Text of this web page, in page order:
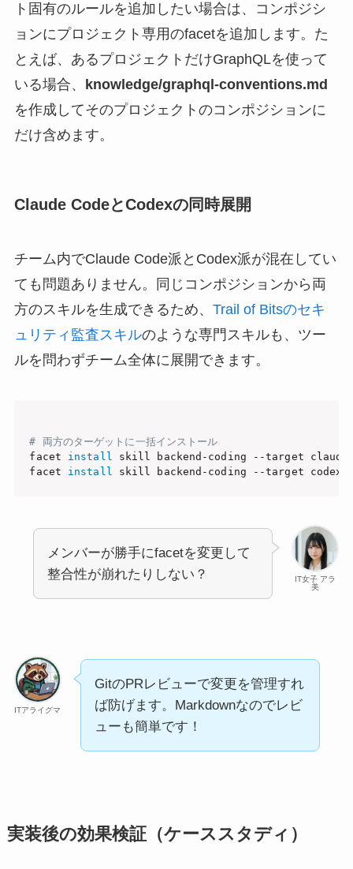
ト固有のルールを追加したい場合は、コンポジシ
ョンにプロジェクト専用のfacetを追加します。た
とえば、あるプロジェクトだけGraphQLを使って
いる場合、 knowledge/graphql-conventions.md
を作成してそのプロジェクトのコンポジションに
だけ含めます。
Claude CodeとCodexの同時展開
チーム内でClaude Code派とCodex派が混在してい
ても問題ありません。同じコンポジションから両
方のスキルを生成できるため、 Trail of Bitsのセキ
ュリティ監査スキルのような専門スキルも、ツー
ルを問わずチーム全体に展開できます。
# 両方のターゲットに一括インストール
facet install
skill backend-coding --target claude-
facet install
IT女子 アラ
美
メンバーが勝手にfacetを変更して
整合性が崩れたりしない？
ITアライグマ
GitのPRレビューで変更を管理すれ
ば防げます。Markdownなのでレビ
ューも簡単です！
実装後の効果検証（ケーススタディ）